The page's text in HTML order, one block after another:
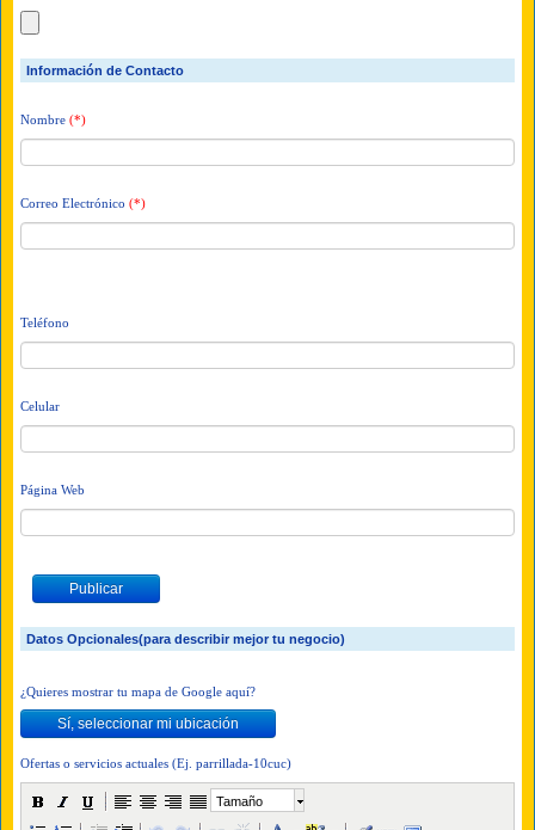
Información de Contacto
Nombre (*)
Correo Electrónico (*)
Teléfono
Celular
Página Web
Datos Opcionales(para describir mejor tu negocio)
¿Quieres mostrar tu mapa de Google aquí?
Ofertas o servicios actuales (Ej. parrillada-10cuc)
Tamaño